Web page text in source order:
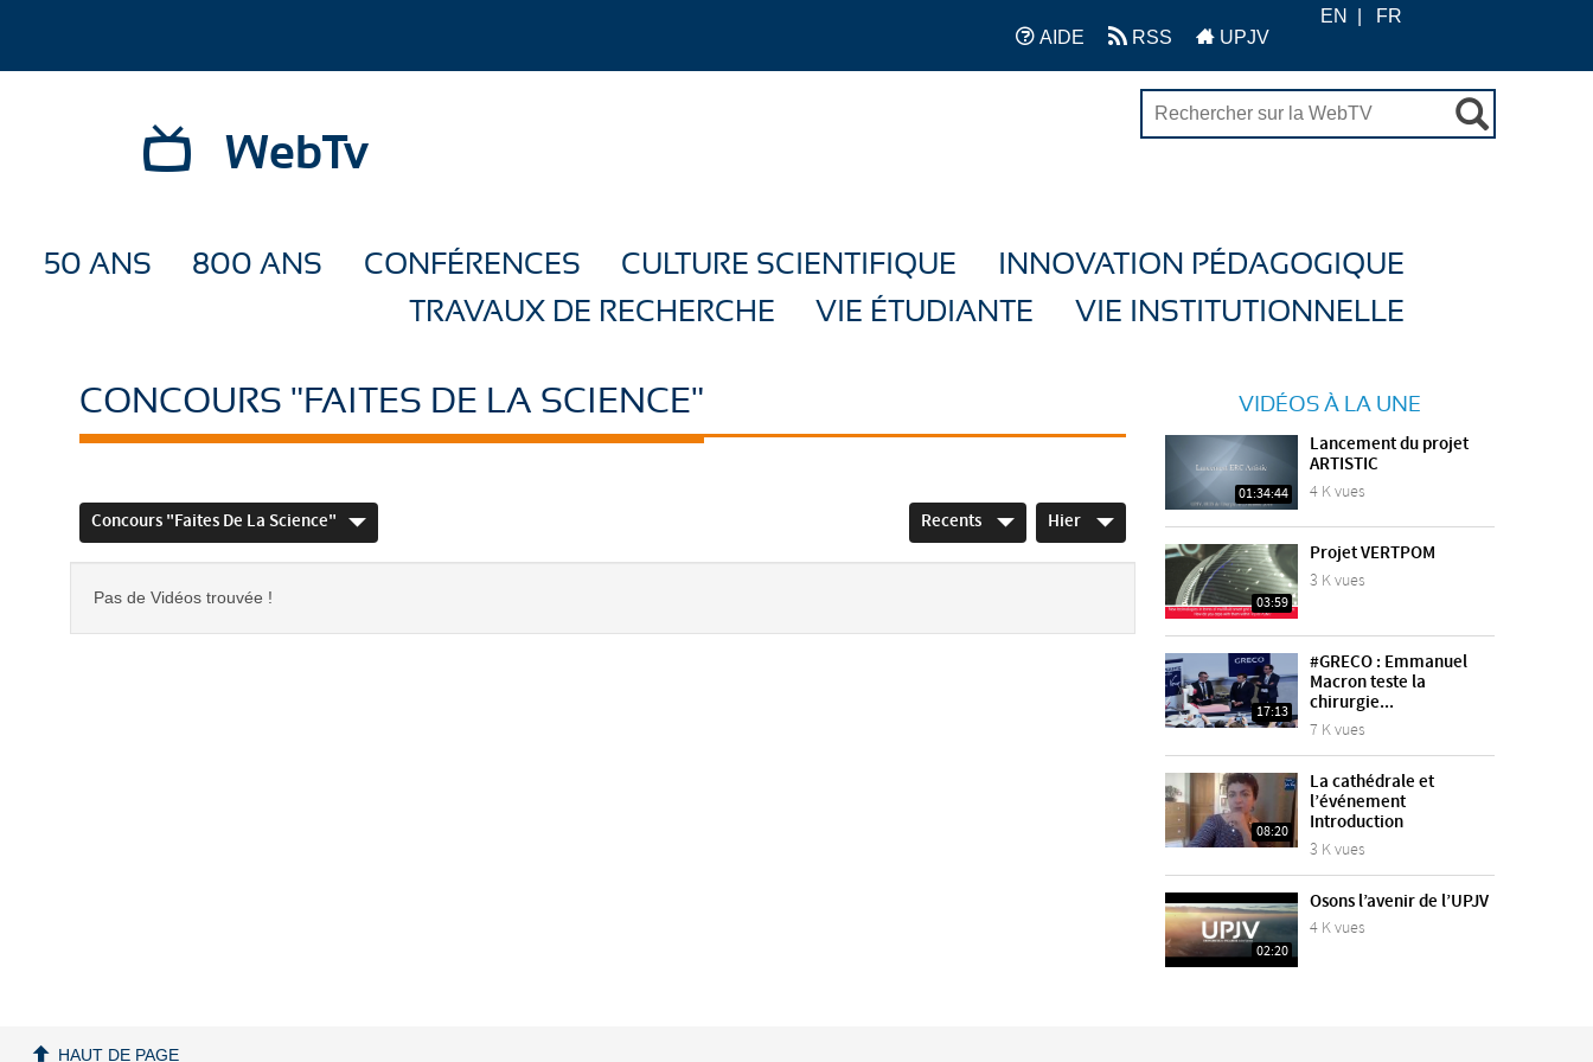
AIDE RSS UPJV
EN FR
WebTv
50 ANS 800 ANS CONFÉRENCES CULTURE SCIENTIFIQUE
INNOVATION PÉDAGOGIQUE
TRAVAUX DE RECHERCHE
VIE ÉTUDIANTE VIE INSTITUTIONNELLE
CONCOURS "FAITES DE LA SCIENCE"
Concours "Faites De La Science" Recents Hier
Pas de Vidéos trouvée !
VIDÉOS À LA UNE
01:34:44
Lancement du projet
ARTISTIC
4 K vues
03:59
Projet VERTPOM
3 K vues
17:13
#GRECO : Emmanuel
Macron teste la
chirurgie...
7 K vues
08:20
La cathédrale et
l’événement
Introduction
3 K vues
02:20
Osons l’avenir de l’UPJV
4 K vues
HAUT DE PAGE